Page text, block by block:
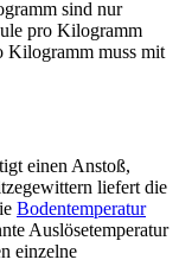
sind nur
pro Kilogramm
Kilogramm muss mit
einen Anstoß,
liefert die
Bodentemperatur
Auslösetemperatur
einzelne